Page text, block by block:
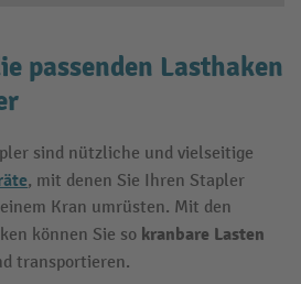
passenden Lasthaken
sind nützliche und vielseitige
, mit denen Sie Ihren Stapler
Kran umrüsten. Mit den
können Sie so kranbare Lasten
transportieren.